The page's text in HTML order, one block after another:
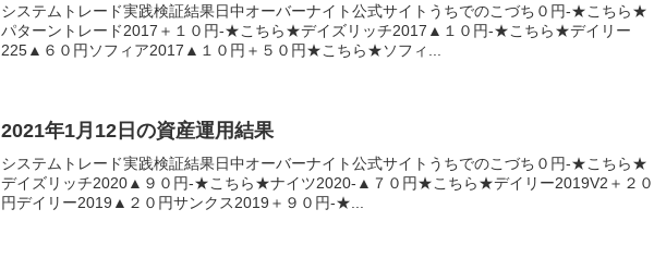
システムトレード実践検証結果日中オーバーナイト公式サイトうちでのこづち０円-★こちら★
パターントレード2017＋１０円-★こちら★デイズリッチ2017▲１０円-★こちら★デイリー
225▲６０円ソフィア2017▲１０円＋５０円★こちら★ソフィ...
2021年1月12日の資産運用結果
システムトレード実践検証結果日中オーバーナイト公式サイトうちでのこづち０円-★こちら★
デイズリッチ2020▲９０円-★こちら★ナイツ2020-▲７０円★こちら★デイリー2019V2＋２０
円デイリー2019▲２０円サンクス2019＋９０円-★...